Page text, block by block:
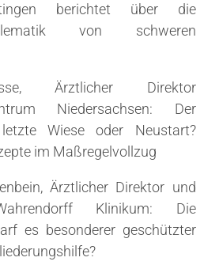
berichtet über die
von schweren
Ärztlicher Direktor
Niedersachsen: Der
Wiese oder Neustart?
im Maßregelvollzug
Ärztlicher Direktor und
Klinikum: Die
es besonderer geschützter